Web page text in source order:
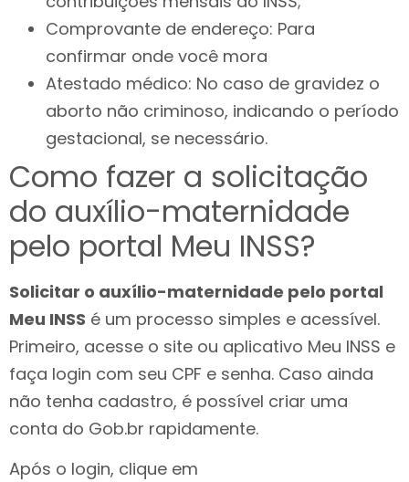
Comprovante de endereço: Para
confirmar onde você mora
Atestado médico: No caso de gravidez o
aborto não criminoso, indicando o período
gestacional, se necessário.
Como fazer a solicitação
do auxílio-maternidade
pelo portal Meu INSS?
Solicitar o auxílio-maternidade pelo portal
Meu INSS é um processo simples e acessível.
Primeiro, acesse o site ou aplicativo Meu INSS e
faça login com seu CPF e senha. Caso ainda
não tenha cadastro, é possível criar uma
conta do Gob.br rapidamente.
Após o login, clique em